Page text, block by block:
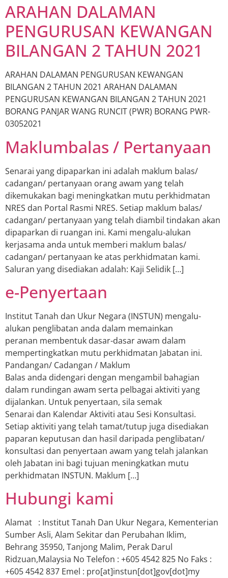
ARAHAN DALAMAN
PENGURUSAN KEWANGAN
BILANGAN 2 TAHUN 2021
ARAHAN DALAMAN PENGURUSAN KEWANGAN
BILANGAN 2 TAHUN 2021 ARAHAN DALAMAN
PENGURUSAN KEWANGAN BILANGAN 2 TAHUN 2021
BORANG PANJAR WANG RUNCIT (PWR) BORANG PWR-
03052021
Maklumbalas / Pertanyaan
Senarai yang dipaparkan ini adalah maklum balas/
cadangan/ pertanyaan orang awam yang telah
dikemukakan bagi meningkatkan mutu perkhidmatan
NRES dan Portal Rasmi NRES. Setiap maklum balas/
cadangan/ pertanyaan yang telah diambil tindakan akan
dipaparkan di ruangan ini. Kami mengalu-alukan
kerjasama anda untuk memberi maklum balas/
cadangan/ pertanyaan ke atas perkhidmatan kami.
Saluran yang disediakan adalah: Kaji Selidik […]
e-Penyertaan
Institut Tanah dan Ukur Negara (INSTUN) mengalu-
alukan penglibatan anda dalam memainkan
peranan membentuk dasar-dasar awam dalam
mempertingkatkan mutu perkhidmatan Jabatan ini.
Pandangan/ Cadangan / Maklum
Balas anda didengari dengan mengambil bahagian
dalam rundingan awam serta pelbagai aktiviti yang
dijalankan. Untuk penyertaan, sila semak
Senarai dan Kalendar Aktiviti atau Sesi Konsultasi.
Setiap aktiviti yang telah tamat/tutup juga disediakan
paparan keputusan dan hasil daripada penglibatan/
konsultasi dan penyertaan awam yang telah jalankan
oleh Jabatan ini bagi tujuan meningkatkan mutu
perkhidmatan INSTUN. Maklum […]
Hubungi kami
Alamat : Institut Tanah Dan Ukur Negara, Kementerian
Sumber Asli, Alam Sekitar dan Perubahan Iklim,
Behrang 35950, Tanjong Malim, Perak Darul
Ridzuan,Malaysia No Telefon : +605 4542 825 No Faks :
+605 4542 837 Emel : pro[at]instun[dot]gov[dot]my